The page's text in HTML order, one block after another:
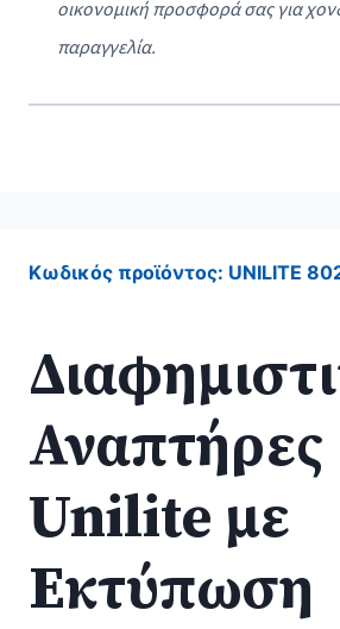
οικονομική προσφορά σας για
παραγγελία.
Κωδικός προϊόντος: UNILITE
Αναπτήρες
Unilite με
Εκτύπωση